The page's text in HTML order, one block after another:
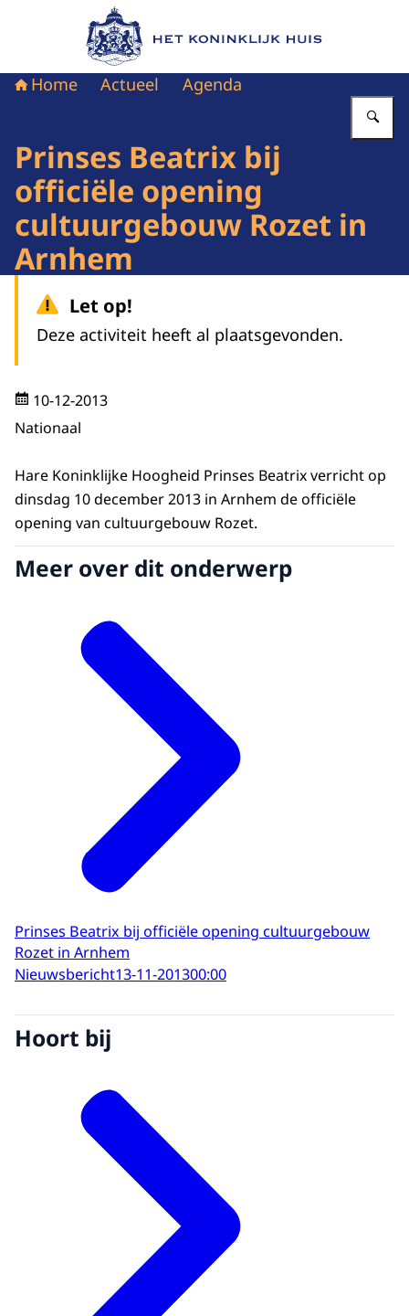
Naar de homepage van Het Koninklijk Huis
Home Actueel Agenda
Prinses Beatrix bij
officiële opening
cultuurgebouw Rozet in
Arnhem
Let op!
Deze activiteit heeft al plaatsgevonden.
10-12-2013
Nationaal
Hare Koninklijke Hoogheid Prinses Beatrix verricht op
dinsdag 10 december 2013 in Arnhem de officiële
opening van cultuurgebouw Rozet.
Meer over dit onderwerp
Prinses Beatrix bij officiële opening cultuurgebouw
Rozet in Arnhem
Nieuwsbericht13-11-201300:00
Hoort bij